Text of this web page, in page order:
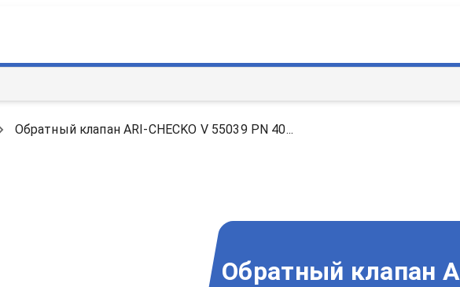
Обратный клапан ARI-CHECKO V 55039 PN 40...
Обратный клапан